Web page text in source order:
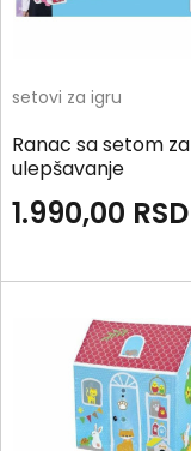
setovi za igru
Ranac sa setom za
ulepšavanje
1.990,00 RSD